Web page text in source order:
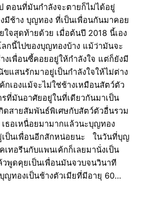
ตอนที่มันกำลังจะตายก็ไม่ได้อยู่
มีช้าง บุญทอง ที่เป็นเพื่อนกันมาคอย
ใจสุดท้ายด้วย เมื่อต้นปี 2018 นี้เอง
ลกนี้ไปของบุญทองบ้าง แม้ว่ามันจะ
งเพื่อนซี้คอยอยู่ให้กำลังใจ แต่ก็ยังมี
ขแสนรักมาอยู่เป็นกำลังใจให้ไม่ต่าง
เองแม้จะไม่ใช่ช้างเหมือนสัตว์ตัว
ที่มันอาศัยอยู่ในที่เดียวกันมาเป็น
ดสายสัมพันธ์พิเศษกับสัตว์ตัวอื่นรวม
ธอเหนื่อยมามากแล้วนะบุญทอง
เป็นเพื่อนอีกสักหน่อยนะ ในวันที่บุญ
เทอรีนกับแพนเค้กก็เลยมานั่งเป็น
วพูดคุยเป็นเพื่อนมันจวบจนวินาที
องเป็นช้างตัวเมียที่มีอายุ 60…